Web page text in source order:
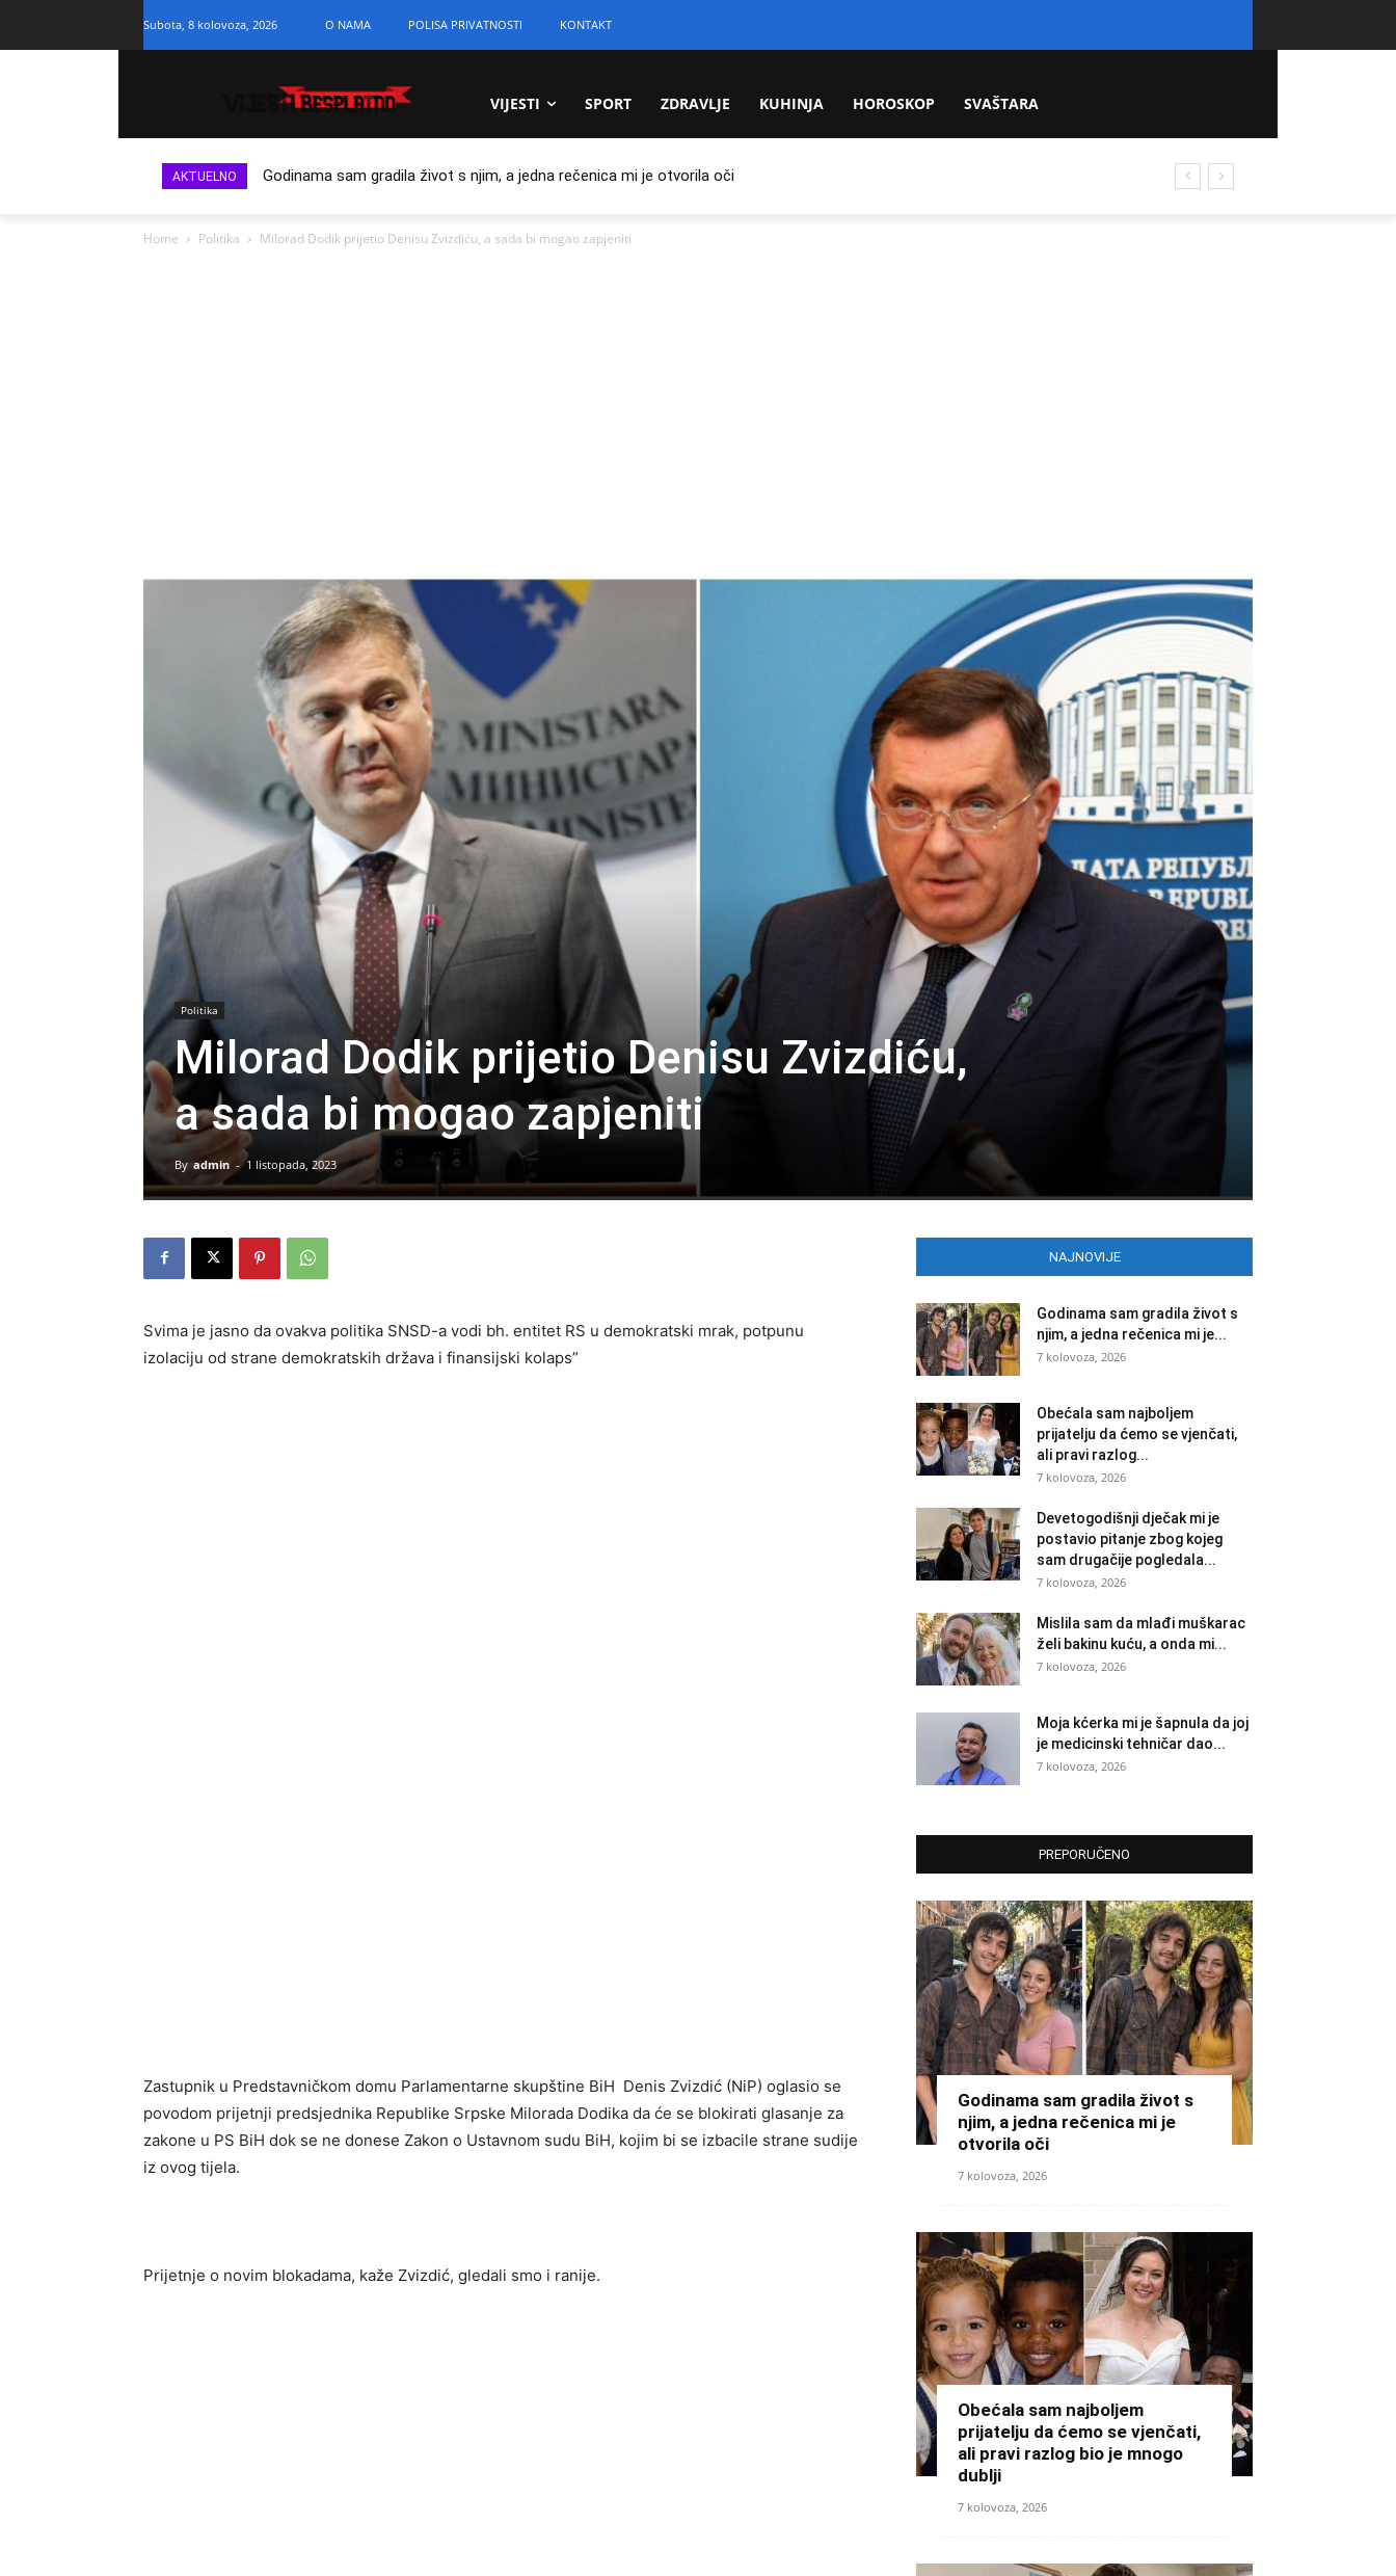
Subota, 8 kolovoza, 2026 O NAMA POLISA PRIVATNOSTI KONTAKT
VIJESTI SPORT ZDRAVLJE KUHINJA HOROSKOP SVAŠTARA
AKTUELNO Godinama sam gradila život s njim, a jedna rečenica mi je otvorila oči
Home Politika Milorad Dodik prijetio Denisu Zvizdiću, a sada bi mogao zapjeniti
Politika
Milorad Dodik prijetio Denisu Zvizdiću,
a sada bi mogao zapjeniti
By admin - 1 listopada, 2023
Svima je jasno da ovakva politika SNSD-a vodi bh. entitet RS u demokratski mrak, potpunu
izolaciju od strane demokratskih država i finansijski kolaps”
Zastupnik u Predstavničkom domu Parlamentarne skupštine BiH Denis Zvizdić (NiP) oglasio se
povodom prijetnji predsjednika Republike Srpske Milorada Dodika da će se blokirati glasanje za
zakone u PS BiH dok se ne donese Zakon o Ustavnom sudu BiH, kojim bi se izbacile strane sudije
iz ovog tijela.
Prijetnje o novim blokadama, kaže Zvizdić, gledali smo i ranije.
NAJNOVIJE
Godinama sam gradila život s
njim, a jedna rečenica mi je...
7 kolovoza, 2026
Obećala sam najboljem
prijatelju da ćemo se vjenčati,
ali pravi razlog...
7 kolovoza, 2026
Devetogodišnji dječak mi je
postavio pitanje zbog kojeg
sam drugačije pogledala...
7 kolovoza, 2026
Mislila sam da mlađi muškarac
želi bakinu kuću, a onda mi...
7 kolovoza, 2026
Moja kćerka mi je šapnula da joj
je medicinski tehničar dao...
7 kolovoza, 2026
PREPORUČENO
Godinama sam gradila život s
njim, a jedna rečenica mi je
otvorila oči
7 kolovoza, 2026
Obećala sam najboljem
prijatelju da ćemo se vjenčati,
ali pravi razlog bio je mnogo
dublji
7 kolovoza, 2026